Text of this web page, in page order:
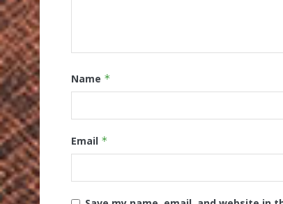
Name *
Email *